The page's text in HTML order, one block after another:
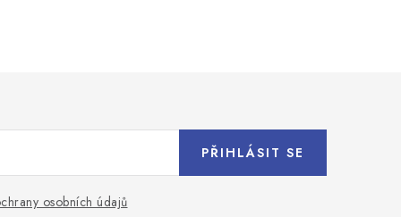
osobních údajů
PŘIHLÁSIT SE